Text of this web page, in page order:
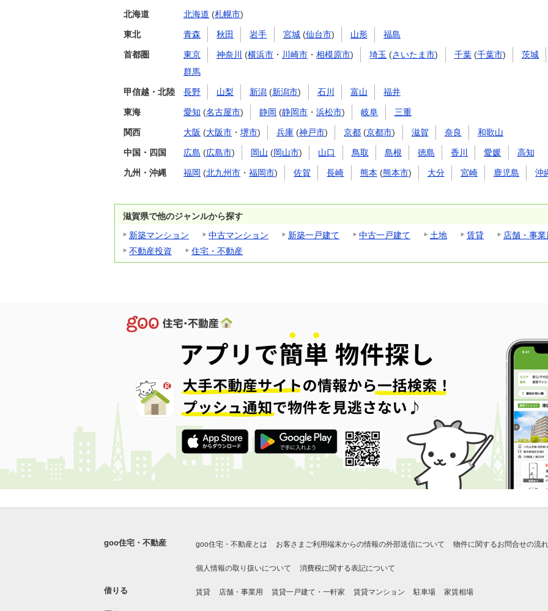
北海道 北海道 (札幌市)
東北 青森 秋田 岩手 宮城(仙台市) 山形 福島
首都圏 東京 神奈川 (横浜市 ・ 川崎市 ・相模原市) 埼玉 (さいたま市) 千葉(千葉市)
茨城
群馬
甲信越・北陸 長野 山梨 新潟 (新潟市) 石川 富山 福井
東海 愛知 (名古屋市) 静岡 (静岡市 ・浜松市) 岐阜 三重
関西 大阪 (大阪市 ・ 堺市) 兵庫 (神戸市) 京都 (京都市) 滋賀 奈良 和歌山
中国・四国 広島 (広島市) 岡山 (岡山市) 山口 鳥取 島根 徳島 香川 愛媛 高知
九州・沖縄 福岡 (北九州市 ・ 福岡市) 佐賀 長崎 熊本 (熊本市) 大分 宮崎 鹿児島 沖
滋賀県で他のジャンルから探す
新築マンション
中古マンション 新築一戸建て 中古一戸建て 土地 賃貸
店舗・事業
不動産投資
住宅・不動産
goo住宅・不動産 goo住宅・不動産とは お客さまご利用端末からの情報の外部送信について 物件に関するお問合せの流れ
個人情報の取り扱いについて 消費税に関する表記について
借りる 賃貸 店舗・事業用 賃貸一戸建て・一軒家 賃貸マンション 駐車場 家賃相場